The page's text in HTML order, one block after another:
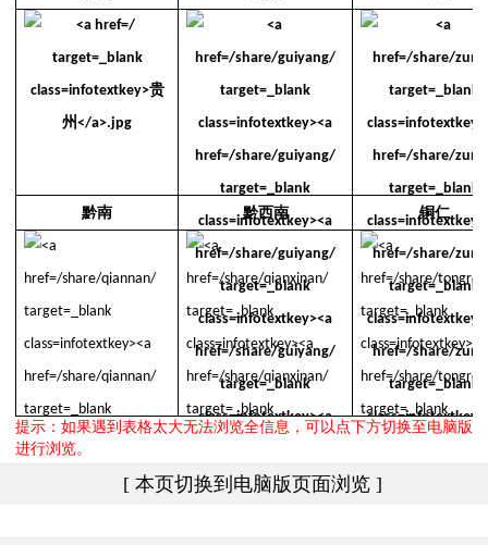
黔南 黔西南 铜仁
提示：如果遇到表格太大无法浏览全信息，可以点下方切换至电脑版
进行浏览。
[ 本页切换到电脑版页面浏览 ]